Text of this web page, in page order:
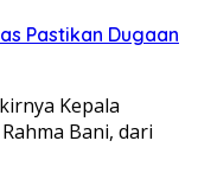
Pastikan Dugaan
Kepala
Bani, dari